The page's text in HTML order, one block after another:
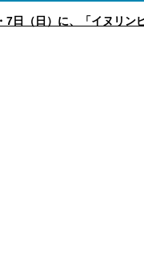
7日（日）に、「イヌリン